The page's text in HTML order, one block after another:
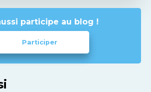
participe au blog !
Participer